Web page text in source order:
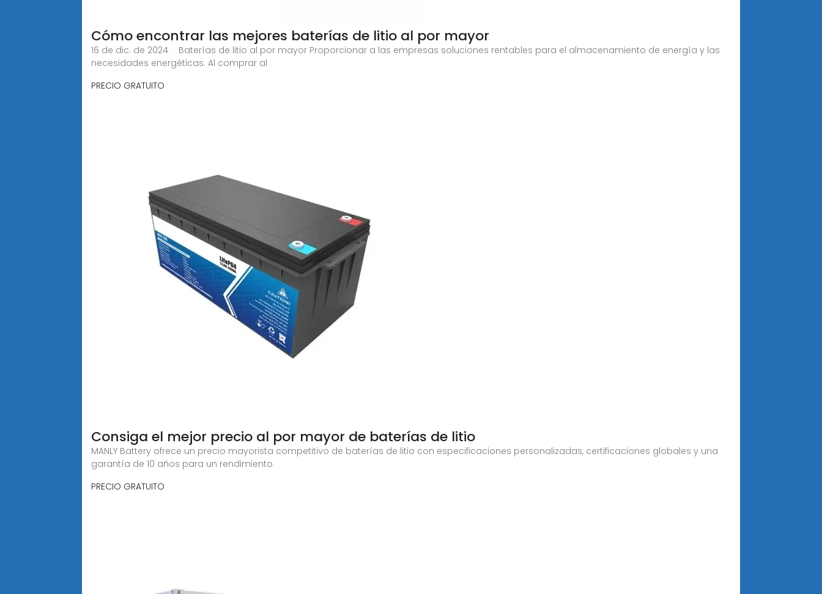
Cómo encontrar las mejores baterías de litio al por mayor
16 de dic. de 2024 · Baterías de litio al por mayor Proporcionar a las empresas soluciones rentables para el almacenamiento de energía y las
necesidades energéticas. Al comprar al
PRECIO GRATUITO
Consiga el mejor precio al por mayor de baterías de litio
MANLY Battery ofrece un precio mayorista competitivo de baterías de litio con especificaciones personalizadas, certificaciones globales y una
garantía de 10 años para un rendimiento
PRECIO GRATUITO